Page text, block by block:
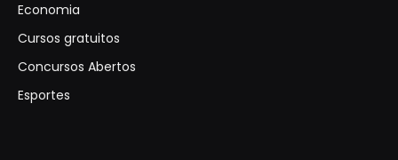
Economia
Cursos gratuitos
Concursos Abertos
Esportes